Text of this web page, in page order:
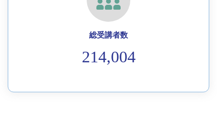
総受講者数
214,004